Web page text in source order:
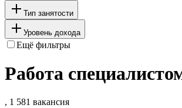
Тип занятости
Уровень дохода
Ещё фильтры
Работа
, 1 581 вакансия